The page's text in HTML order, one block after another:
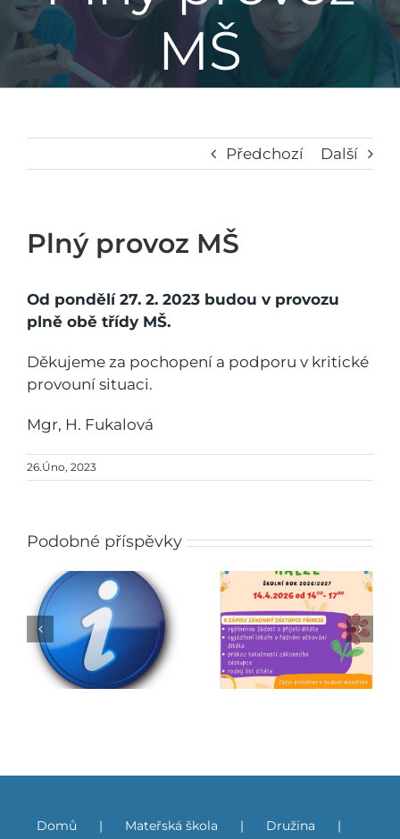
Základní škola
Mateřská škola
Napsali o nás
Kontakt
MŠ
Předchozí Další
Plný provoz MŠ
Od pondělí 27. 2. 2023 budou v provozu
plně obě třídy MŠ.
Děkujeme za pochopení a podporu v kritické
provouní situaci.
Mgr, H. Fukalová
26.Úno, 2023
Podobné příspěvky
Zápis do mateřské
školy
Jarmark
Domů Mateřská škola
Družina